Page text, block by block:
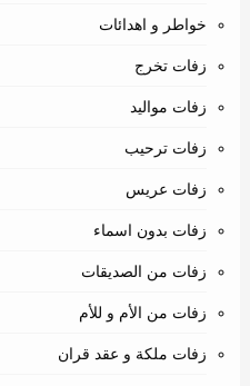
خواطر و اهدائات
زفات تخرج
زفات مواليد
زفات ترحيب
زفات عريس
زفات بدون اسماء
زفات من الصديقات
زفات من الأم و للأم
زفات ملكة و عقد قران